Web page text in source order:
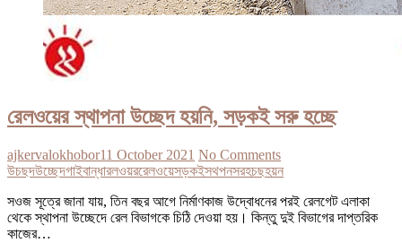
রেলওয়ের স্থাপনা উচ্ছেদ হয়নি, সড়কই সরু হচ্ছে
ajkervalokhobor11 October 2021 No Comments
উচছদউচ্ছেদগাইবান্ধারলওয়ররেলওয়েসড়কইসথপনসরহচছহয়ন
সওজ সূত্রে জানা যায়, তিন বছর আগে নির্মাণকাজ উদ্বোধনের পরই রেলগেট এলাকা
থেকে স্থাপনা উচ্ছেদে রেল বিভাগকে চিঠি দেওয়া হয়। কিন্তু দুই বিভাগের দাপ্তরিক
কাজের…